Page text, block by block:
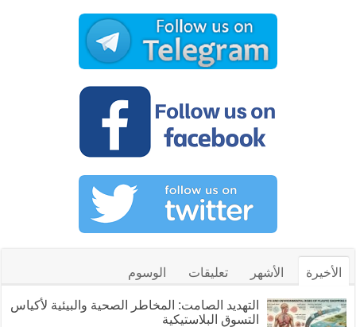
الأخيرة الأشهر تعليقات الوسوم
التهديد الصامت: المخاطر الصحية والبيئية لأكياس
التسوق البلاستيكية